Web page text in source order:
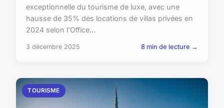
exceptionnelle du tourisme de luxe, avec une
hausse de 35% des locations de villas privées en
2024 selon l'Office...
3 décembre 2025 8 min de lecture →
TOURISME